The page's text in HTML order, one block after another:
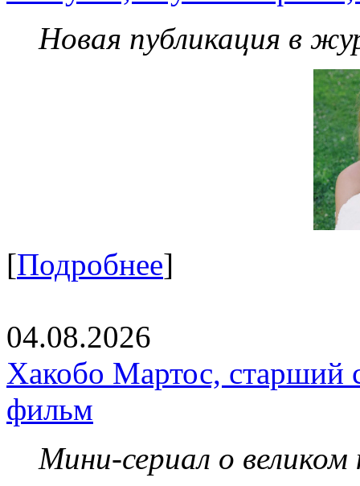
Новая публикация в
[Подробнее]
04.08.2026
Хакобо Мартос, старший
фильм
Мини-сериал о великом